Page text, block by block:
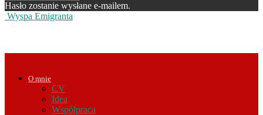
Hasło zostanie wysłane e-mailem.
Wyspa Emigranta
O mnie
CV
Idea
Współpraca